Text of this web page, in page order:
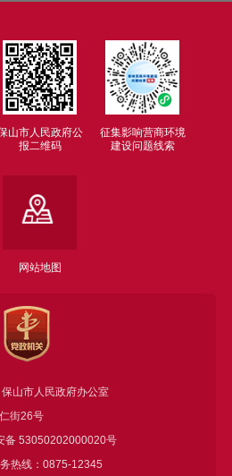
山市人民政府公
报二维码
征集影响营商环境
建设问题线索
网站地图
山市人民政府办公室
街26号
备 53050202000020号
热线：0875-12345